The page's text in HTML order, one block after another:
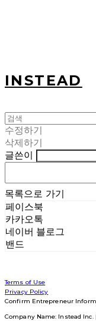
INSTEAD
수정하기
삭제하기
글쓴이
목록으로 가기
페이스북
카카오톡
네이버 블로그
밴드
Terms of Use
Privacy Policy
Confirm Entrepreneur
Company Name: Instead